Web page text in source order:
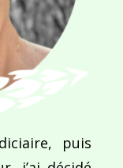
puis